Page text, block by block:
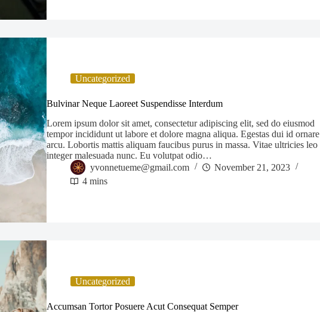
Uncategorized
Bulvinar Neque Laoreet Suspendisse Interdum
Lorem ipsum dolor sit amet, consectetur adipiscing elit, sed do eiusmod
tempor incididunt ut labore et dolore magna aliqua. Egestas dui id ornare
arcu. Lobortis mattis aliquam faucibus purus in massa. Vitae ultricies leo
integer malesuada nunc. Eu volutpat odio…
yvonnetueme@gmail.com
November 21, 2023
4 mins
Uncategorized
Accumsan Tortor Posuere Acut Consequat Semper